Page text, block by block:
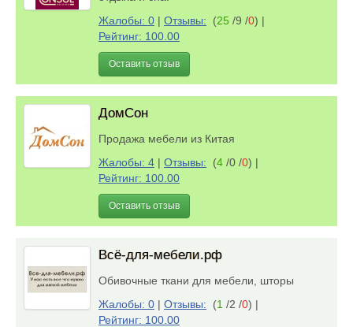
Жалобы: 0 | Отзывы: (25 /9 /0) |
Рейтинг: 100.00
Оставить отзыв
ДомСон
Продажа мебели из Китая
Жалобы: 4 | Отзывы: (4 /0 /0) |
Рейтинг: 100.00
Оставить отзыв
Всё-для-мебели.рф
Обивочные ткани для мебели, шторы
Жалобы: 0 | Отзывы: (1 /2 /0) |
Рейтинг: 100.00